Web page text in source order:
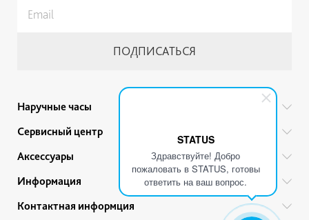
STATUS
Здравствуйте! Добро
пожаловать в STATUS, готовы
ответить на ваш вопрос.
Наручные часы
Все бренды
Женские часы
Детские часы
Сервисный центр
Гарантийный ремонт
Прайс
Советы по уходу
Аксессуары
Ручки
Ремешки для часов
Информация
Привилегии
Контактная информция